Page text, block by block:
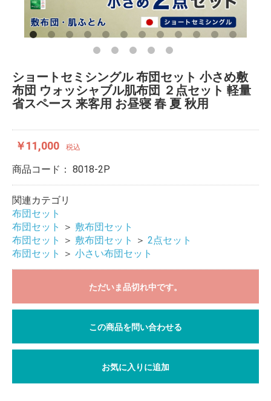
ショートセミシングル 布団セット 小さめ敷
布団 ウォッシャブル肌布団 ２点セット 軽量
省スペース 来客用 お昼寝 春 夏 秋用
￥11,000 税込
商品コード： 8018-2P
関連カテゴリ
布団セット
布団セット
＞ 敷布団セット
布団セット
＞ 敷布団セット ＞ 2点セット
布団セット
＞ 小さい布団セット
ただいま品切れ中です。
この商品を問い合わせる
お気に入りに追加